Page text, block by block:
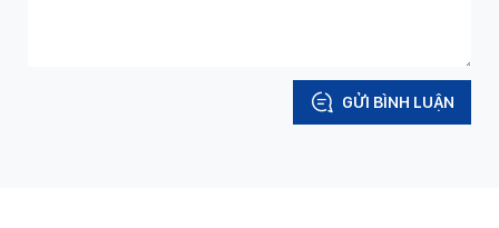
GỬI BÌNH LUẬN